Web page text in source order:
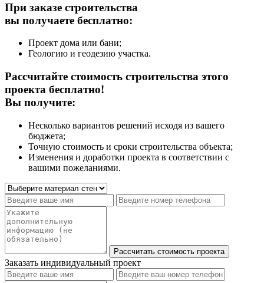
При заказе строительства
вы получаете бесплатно:
Проект дома или бани;
Геологию и геодезию участка.
Рассчитайте стоимость строительства этого
проекта бесплатно!
Вы получите:
Несколько вариантов решений исходя из вашего
бюджета;
Точную стоимость и сроки строительства объекта;
Изменения и доработки проекта в соответствии с
вашими пожеланиями.
Заказать индивидуальный проект